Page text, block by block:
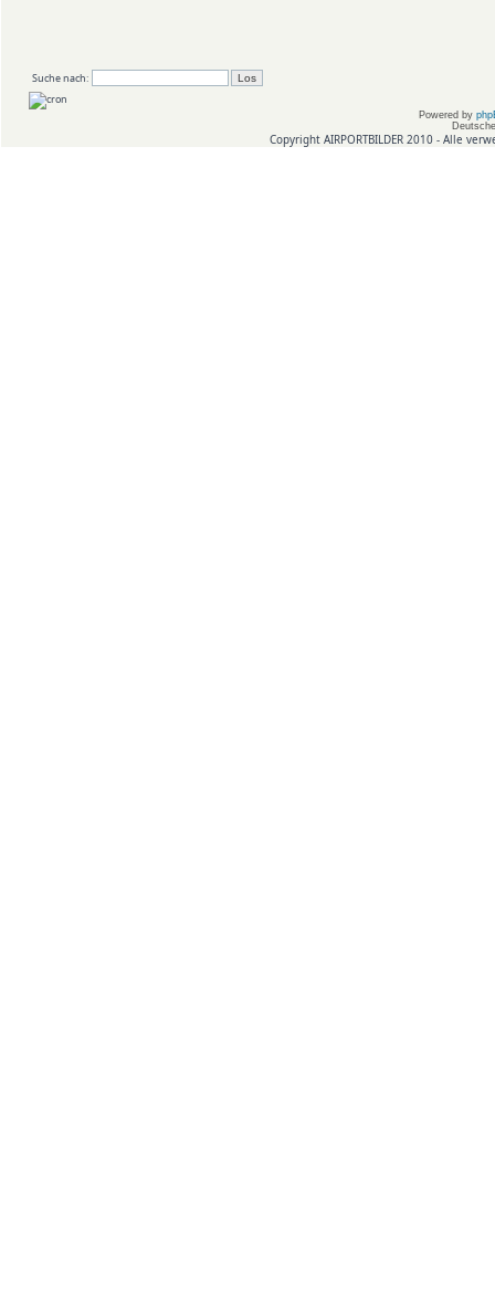
Suche nach:
Powered by
Copyright AIRPORTBILDER 2010 - Alle